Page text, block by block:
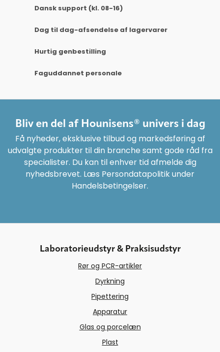
Dansk support (kl. 08-16)
Dag til dag-afsendelse af lagervarer
Hurtig genbestilling
Faguddannet personale
Bliv en del af Hounisens® univers i dag
Få nyheder, eksklusive tilbud og markedsføring af
udvalgte produkter til din branche samt gode råd fra
specialister. Du kan til enhver tid afmelde dig
nyhedsbrevet. Læs Persondatapolitik under
Handelsbetingelser.
Laboratorieudstyr & Praksisudstyr
Rør og PCR-artikler
Dyrkning
Pipettering
Apparatur
Glas og porcelæn
Plast